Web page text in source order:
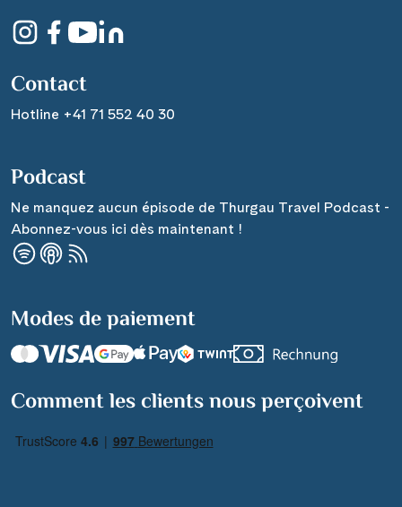
Contact
Hotline +41 71 552 40 30
Podcast
Ne manquez aucun épisode de Thurgau Travel Podcast -
Abonnez-vous ici dès maintenant !
Modes de paiement
Comment les clients nous perçoivent